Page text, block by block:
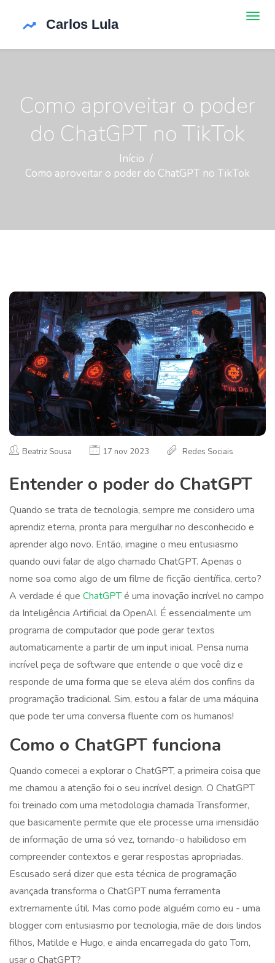
Como aproveitar o poder
do ChatGPT no TikTok
Início
Como aproveitar o poder do ChatGPT no TikTok
Beatriz Sousa 17 nov 2023 Redes Sociais
Entender o poder do ChatGPT
Quando se trata de tecnologia, sempre me considero uma
aprendiz eterna, pronta para mergulhar no desconhecido e
aprender algo novo. Então, imagine o meu entusiasmo
quando ouvi falar de algo chamado ChatGPT. Apenas o
nome soa como algo de um filme de ficção científica, certo?
A verdade é que ChatGPTé uma inovação incrível no campo
da Inteligência Artificial da OpenAI. É essencialmente um
programa de computador que pode gerar textos
automaticamente a partir de um input inicial. Pensa numa
incrível peça de software que entende o que você diz e
responde de uma forma que se eleva além dos confins da
programação tradicional. Sim, estou a falar de uma máquina
que pode ter uma conversa fluente com os humanos!
Como o ChatGPT funciona
Quando comecei a explorar o ChatGPT, a primeira coisa que
me chamou a atenção foi o seu incrível design. O ChatGPT
foi treinado com uma metodologia chamada Transformer,
que basicamente permite que ele processe uma imensidão
de informação de uma só vez, tornando-o habilidoso em
compreender contextos e gerar respostas apropriadas.
Escusado será dizer que esta técnica de programação
avançada transforma o ChatGPT numa ferramenta
extremamente útil. Mas como pode alguém como eu - uma
blogger com entusiasmo por tecnologia, mãe de dois lindos
filhos, Matilde e Hugo, e ainda encarregada do gato Tom,
usar o ChatGPT?